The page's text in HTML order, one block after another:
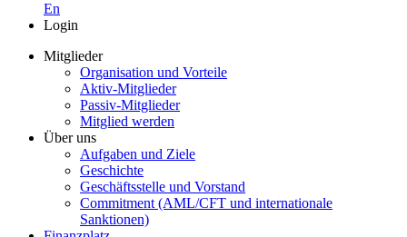
En
Login
Mitglieder
Organisation und Vorteile
Aktiv-Mitglieder
Passiv-Mitglieder
Mitglied werden
Über uns
Aufgaben und Ziele
Geschichte
Geschäftsstelle und Vorstand
Commitment (AML/CFT und internationale
Sanktionen)